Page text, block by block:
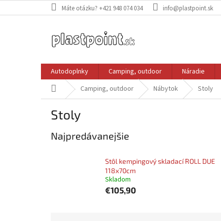
na
Máte otázku? +421 948 074 034 info@plastpoint.sk
Autodoplnky Camping, outdoor Náradie
Domov Camping, outdoor Nábytok Stoly
Stoly
Najpredávanejšie
Stôl kempingový skladací ROLL DUE
118x70cm
Skladom
€105,90